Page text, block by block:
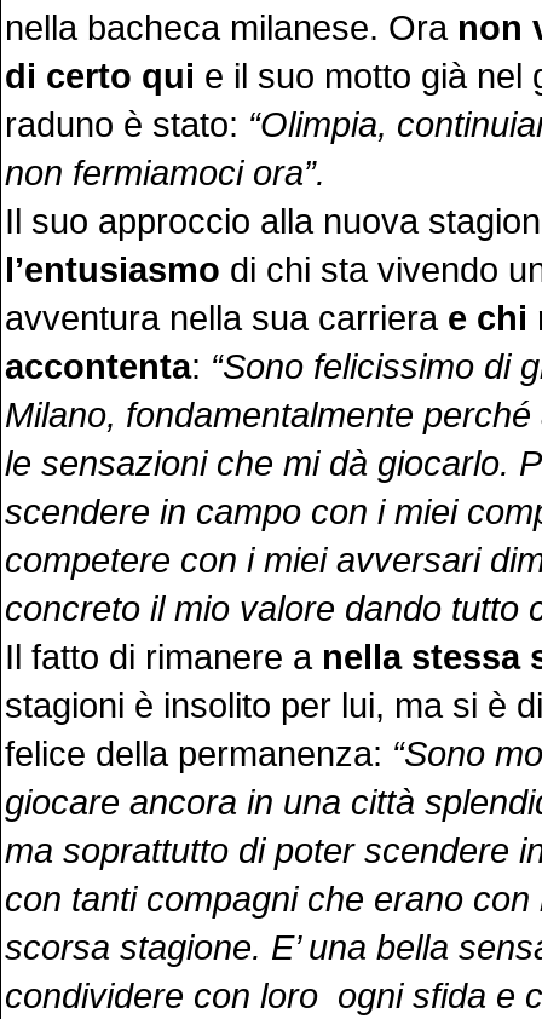
nella bacheca milanese. Oranon
di certo qui e il suo motto già nel
raduno è stato: “Olimpia,
non fermiamoci ora”.
Il suo approccio alla nuova
l’entusiasmo di chi sta vivendo
avventura nella sua carriera e chi
accontenta: “Sono felicissimo di
Milano, fondamentalmente
le sensazioni che mi dà giocarlo.
scendere in campo con i miei
competere con i miei avversari
concreto il mio valore dando tutto
Il fatto di rimanere a nella stessa
stagioni è insolito per lui, ma si è
felice della permanenza: “Sono
giocare ancora in una città
ma soprattutto di poter scendere
con tanti compagni che erano con
scorsa stagione. E’ una bella
condividere con loro ogni sfida e